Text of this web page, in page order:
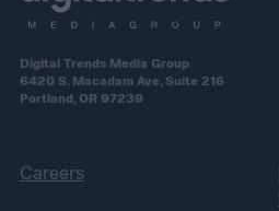
Digital Trends Media Group
6420 S. Macadam Ave, Suite 216
Portland, OR 97239
Careers